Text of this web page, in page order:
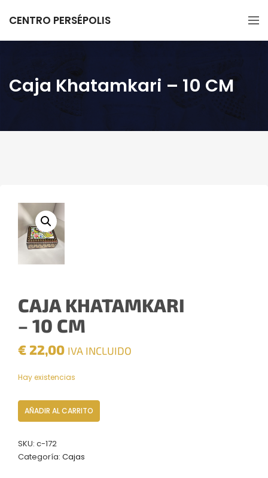
CENTRO PERSÉPOLIS
Caja Khatamkari – 10 CM
CAJA KHATAMKARI
– 10 CM
€22,00 IVA INCLUIDO
Hay existencias
Caja
Khatamkari
10
CM
AÑADIR AL CARRITO
SKU: c-172
Categoría: Cajas